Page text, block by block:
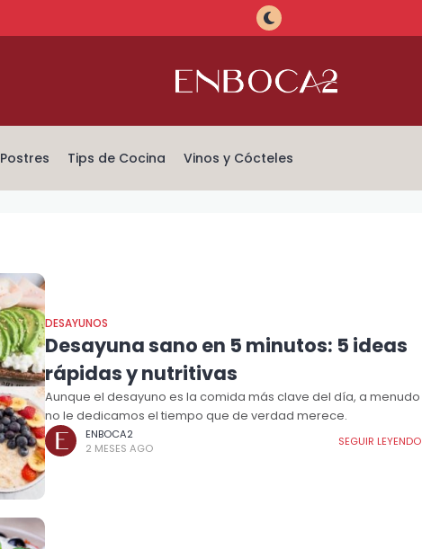
Postres Tips de Cocina Vinos y Cócteles
DESAYUNOS
Desayuna sano en 5 minutos: 5 ideas
rápidas y nutritivas
Aunque el desayuno es la comida más clave del día, a menudo
no le dedicamos el tiempo que de verdad merece.
ENBOCA2
2 MESES AGO
SEGUIR LEYENDO